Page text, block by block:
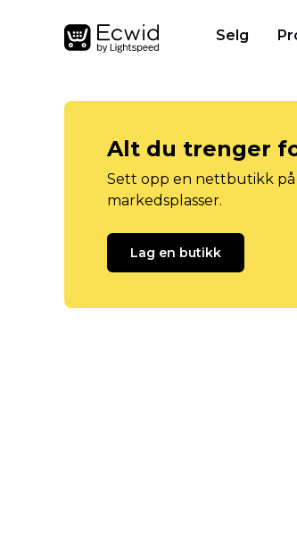
Selg
Alt du trenger
Sett opp en nettbutikk på
markedsplasser.
Lag en butikk